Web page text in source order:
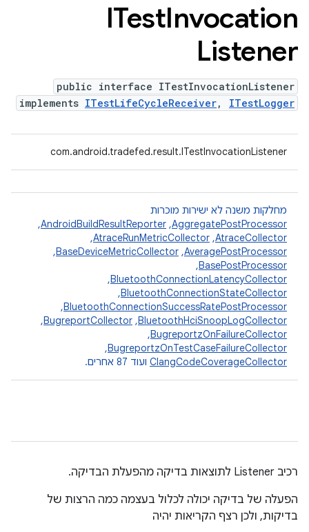
ITestInvocation
Listener
public interface ITestInvocationListener
implements ITestLifeCycleReceiver, ITestLogger
com.android.tradefed.result.ITestInvocationListener
מחלקות משנה לא ישירות מוכרות
AggregatePostProcessor
,‏
AndroidBuildResultReporter
,‏
AtraceCollector
,‏
AtraceRunMetricCollector
,‏
AveragePostProcessor
,‏
BaseDeviceMetricCollector
,‏
BasePostProcessor
,‏
BluetoothConnectionLatencyCollector
,‏
BluetoothConnectionStateCollector
,‏
BluetoothConnectionSuccessRatePostProcessor
,‏
BluetoothHciSnoopLogCollector
,‏
BugreportCollector
,‏
BugreportzOnFailureCollector
,‏
BugreportzOnTestCaseFailureCollector
,‏
ClangCodeCoverageCollector ועוד 87 אחרים.
רכיב Listener לתוצאות בדיקה מהפעלת הבדיקה.
הפעלה של בדיקה יכולה לכלול בעצמה כמה הרצות של
בדיקות, ולכן רצף הקריאות יהיה